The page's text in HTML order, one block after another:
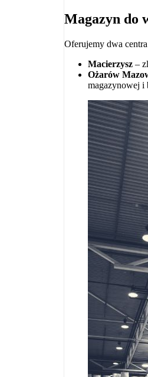
Magazyn do
Oferujemy dwa
Macierzysz –
Ożarów
magazynowej i